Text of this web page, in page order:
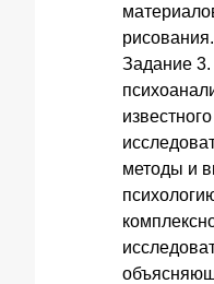
рисования.
Задание 3.
методы и